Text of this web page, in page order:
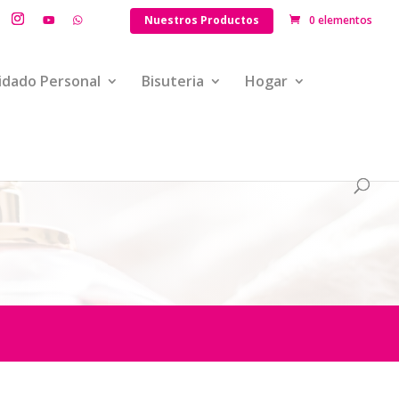
Nuestros Productos 0 elementos
Personal Bisuteria Hogar